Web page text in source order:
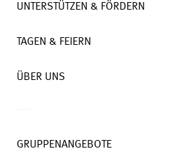
UNTERSTÜTZEN & FÖRDERN
TAGEN & FEIERN
ÜBER UNS
GRUPPENANGEBOTE